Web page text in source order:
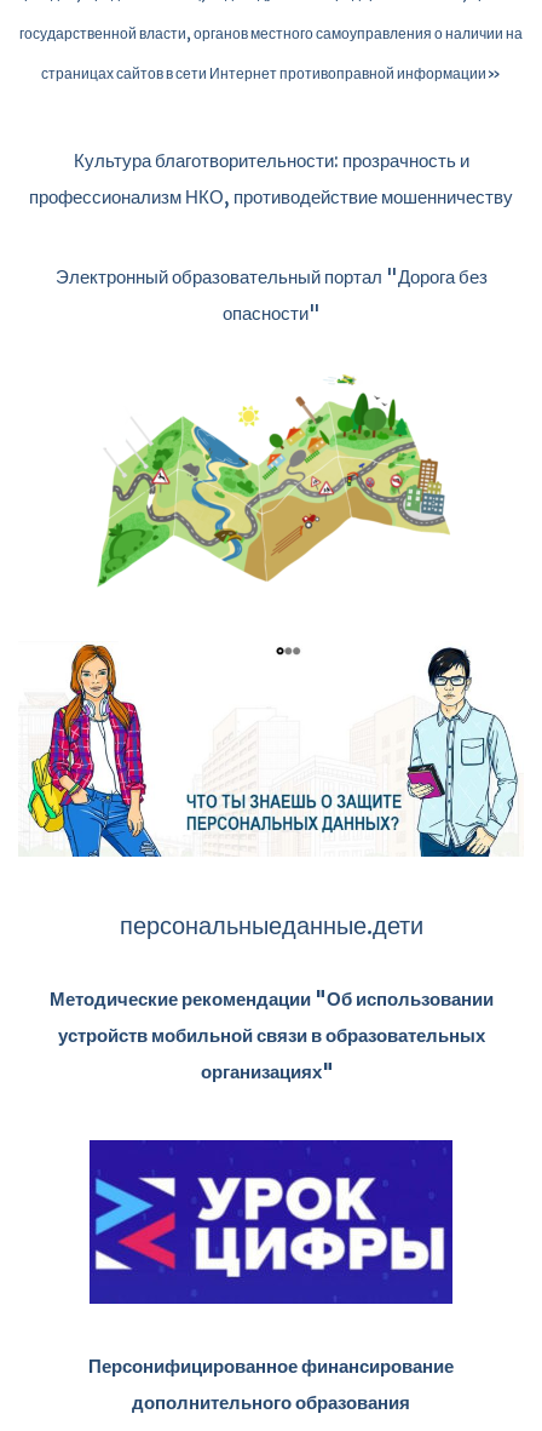
государственной власти, органов местного самоуправления о наличии на
страницах сайтов в сети Интернет противоправной информации»
Культура благотворительности: прозрачность и
профессионализм НКО, противодействие мошенничеству
Электронный образовательный портал "Дорога без
опасности"
персональныеданные.дети
Методические рекомендации "Об использовании
устройств мобильной связи в образовательных
организациях"
Персонифицированное финансирование
дополнительного образования